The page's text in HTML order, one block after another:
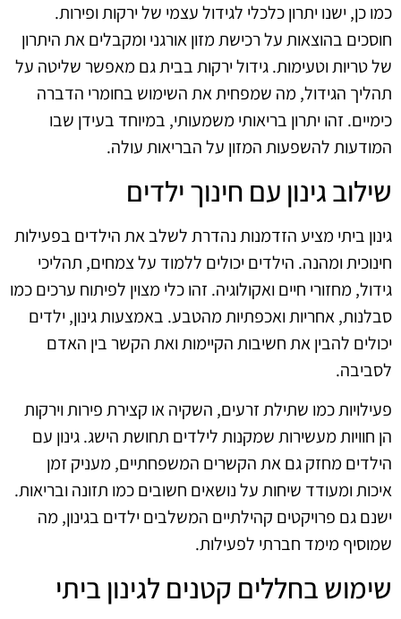
כמו כן, ישנו יתרון כלכלי לגידול עצמי של ירקות ופירות.
חוסכים בהוצאות על רכישת מזון אורגני ומקבלים את היתרון
של טריות וטעימות. גידול ירקות בבית גם מאפשר שליטה על
תהליך הגידול, מה שמפחית את השימוש בחומרי הדברה
כימיים. זהו יתרון בריאותי משמעותי, במיוחד בעידן שבו
המודעות להשפעות המזון על הבריאות עולה.
שילוב גינון עם חינוך ילדים
גינון ביתי מציע הזדמנות נהדרת לשלב את הילדים בפעילות
חינוכית ומהנה. הילדים יכולים ללמוד על צמחים, תהליכי
גידול, מחזורי חיים ואקולוגיה. זהו כלי מצוין לפיתוח ערכים כמו
סבלנות, אחריות ואכפתיות מהטבע. באמצעות גינון, ילדים
יכולים להבין את חשיבות הקיימות ואת הקשר בין האדם
לסביבה.
פעילויות כמו שתילת זרעים, השקיה או קצירת פירות וירקות
הן חוויות מעשירות שמקנות לילדים תחושת הישג. גינון עם
הילדים מחזק גם את הקשרים המשפחתיים, מעניק זמן
איכות ומעודד שיחות על נושאים חשובים כמו תזונה ובריאות.
ישנם גם פרויקטים קהילתיים המשלבים ילדים בגינון, מה
שמוסיף מימד חברתי לפעילות.
שימוש בחללים קטנים לגינון ביתי